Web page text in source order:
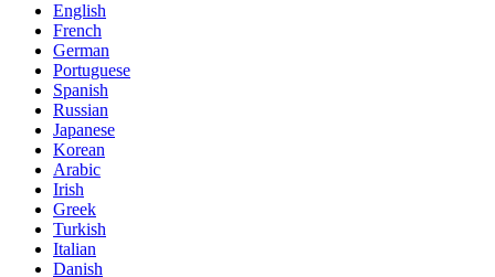
English
French
German
Portuguese
Spanish
Russian
Japanese
Korean
Arabic
Irish
Greek
Turkish
Italian
Danish